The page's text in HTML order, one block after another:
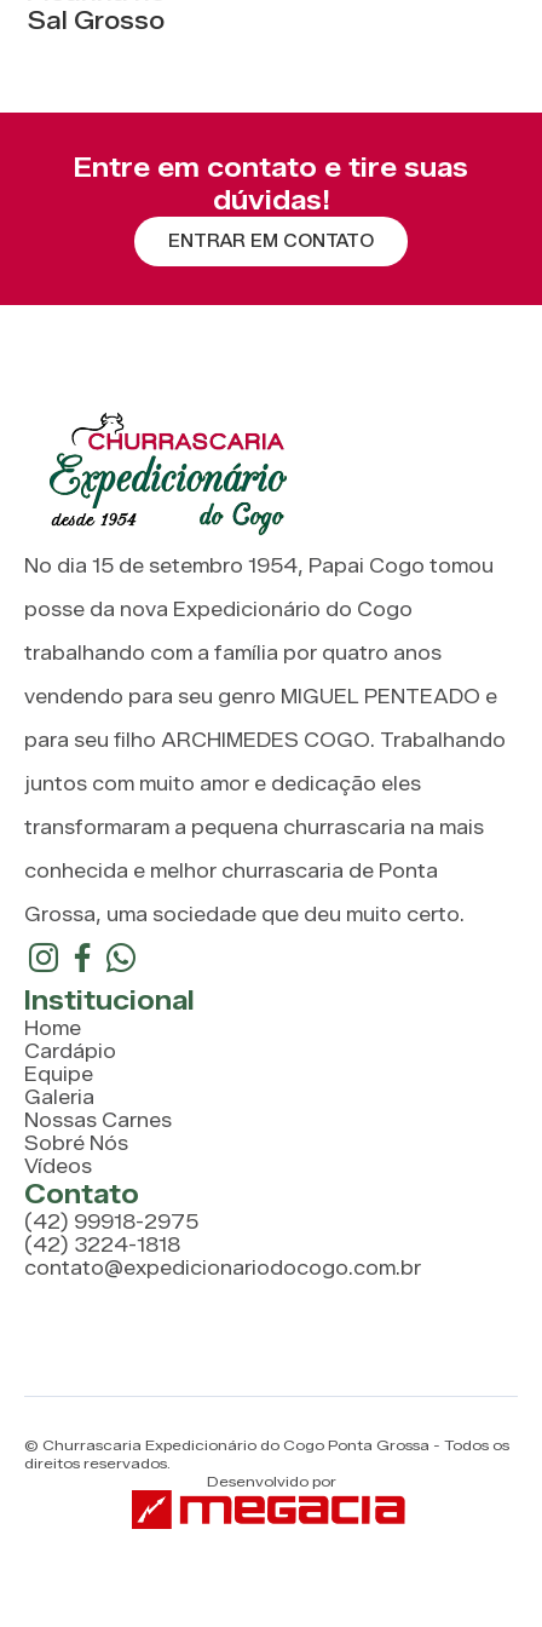
Sal Grosso
Entre em contato e tire suas
dúvidas!
ENTRAR EM CONTATO
No dia 15 de setembro 1954, Papai Cogo tomou
posse da nova Expedicionário do Cogo
trabalhando com a família por quatro anos
vendendo para seu genro MIGUEL PENTEADO e
para seu filho ARCHIMEDES COGO. Trabalhando
juntos com muito amor e dedicação eles
transformaram a pequena churrascaria na mais
conhecida e melhor churrascaria de Ponta
Grossa, uma sociedade que deu muito certo.
Institucional
Home
Cardápio
Equipe
Galeria
Nossas Carnes
Sobré Nós
Vídeos
Contato
(42) 99918-2975
(42) 3224-1818
contato@expedicionariodocogo.com.br
© Churrascaria Expedicionário do Cogo Ponta Grossa - Todos os
direitos reservados.
Desenvolvido por